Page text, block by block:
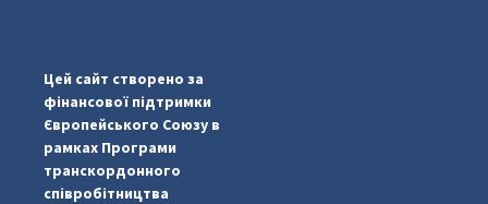
Цей сайт створено за
фінансової підтримки
Європейського Союзу в
рамках Програми
транскордонного
співробітництва